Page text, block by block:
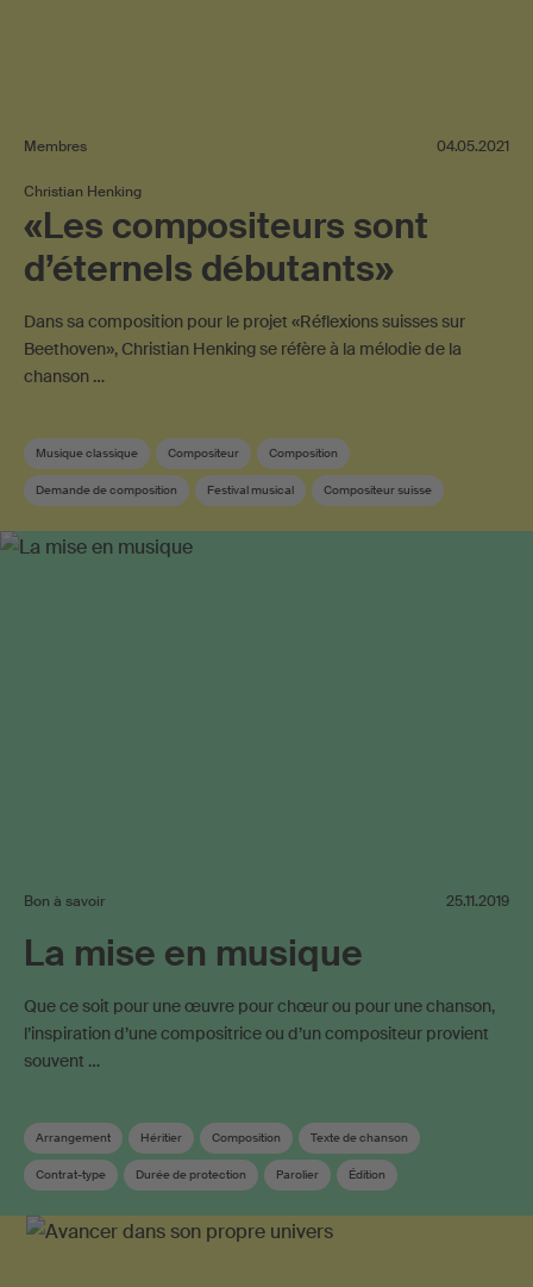
Membres 04.05.2021
Christian Henking
«Les compositeurs sont
d’éternels débutants»
Dans sa composition pour le projet «Réflexions suisses sur
Beethoven», Christian Henking se réfère à la mélodie de la
chanson …
Musique classique Compositeur Composition
Demande de composition Festival musical Compositeur suisse
Bon à savoir 25.11.2019
La mise en musique
Que ce soit pour une œuvre pour chœur ou pour une chanson,
l’inspiration d’une compositrice ou d’un compositeur provient
souvent …
Arrangement Héritier Composition Texte de chanson
Contrat-type Durée de protection Parolier Édition